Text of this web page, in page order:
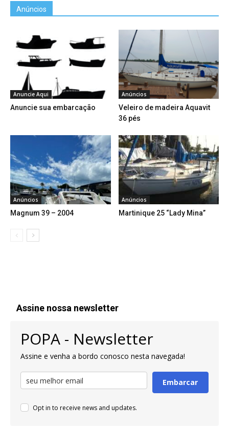
Anúncios
Anuncie Aqui
Anuncie sua embarcação
Anúncios
Veleiro de madeira Aquavit
36 pés
Anúncios
Magnum 39 – 2004
Anúncios
Martinique 25 “Lady Mina”
Assine nossa newsletter
POPA - Newsletter
Assine e venha a bordo conosco nesta navegada!
Embarcar
Opt in to receive news and updates.